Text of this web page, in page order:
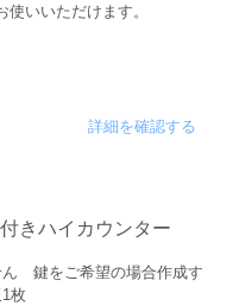
いいただけます。
詳細を確認する
きハイカウンター
ん 鍵をご希望の場合作成す
枚